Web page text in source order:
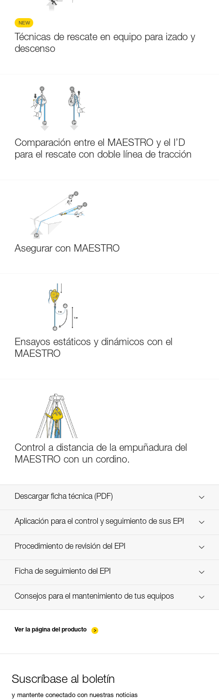
NEW
Técnicas de rescate en equipo para izado y
descenso
Comparación entre el MAESTRO y el I’D
para el rescate con doble línea de tracción
Asegurar con MAESTRO
Ensayos estáticos y dinámicos con el
MAESTRO
Control a distancia de la empuñadura del
MAESTRO con un cordino.
Descargar ficha técnica (PDF)
Technical Notice
Aplicación para el control y seguimiento de sus EPI
descubra ePPEcentre
Procedimiento de revisión del EPI
verif-EPI-MAESTRO-procedure_ES
Ficha de seguimiento del EPI
verif-EPI-MAESTRO-suivi_ES
Consejos para el mantenimiento de tus equipos
Ver la página del producto
Suscríbase al boletín
y mantente conectado con nuestras noticias